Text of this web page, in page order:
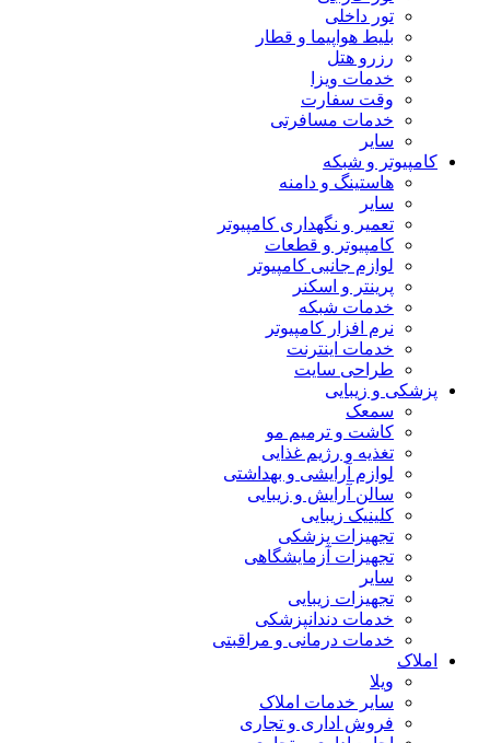
تور داخلی
بلیط هواپیما و قطار
رزرو هتل
خدمات ویزا
وقت سفارت
خدمات مسافرتی
سایر
کامپیوتر و شبکه
هاستینگ و دامنه
سایر
تعمیر و نگهداری کامپیوتر
کامپیوتر و قطعات
لوازم جانبی کامپیوتر
پرینتر و اسکنر
خدمات شبکه
نرم افزار کامپیوتر
خدمات اینترنت
طراحی سایت
پزشکی و زیبایی
سمعک
کاشت و ترمیم مو
تغذیه و رژیم غذایی
لوازم آرایشی و بهداشتی
سالن آرایش و زیبایی
کلینیک زیبایی
تجهیزات پزشکی
تجهیزات آزمایشگاهی
سایر
تجهیزات زیبایی
خدمات دندانپزشکی
خدمات درمانی و مراقبتی
املاک
ویلا
سایر خدمات املاک
فروش اداری و تجاری